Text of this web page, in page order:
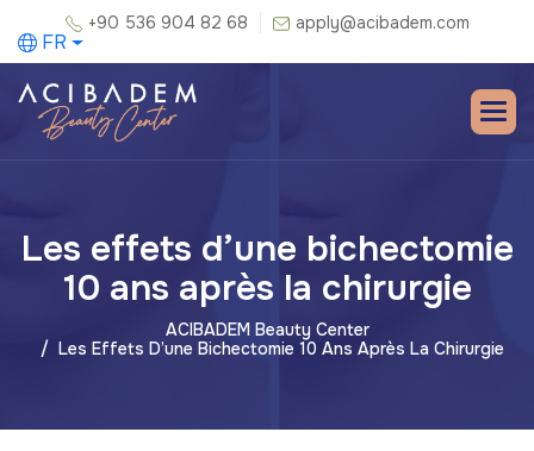
+90 536 904 82 68 apply@acibadem.com
FR
Les effets d’une bichectomie
10 ans après la chirurgie
ACIBADEM Beauty Center
Les Effets D’une Bichectomie 10 Ans Après La Chirurgie